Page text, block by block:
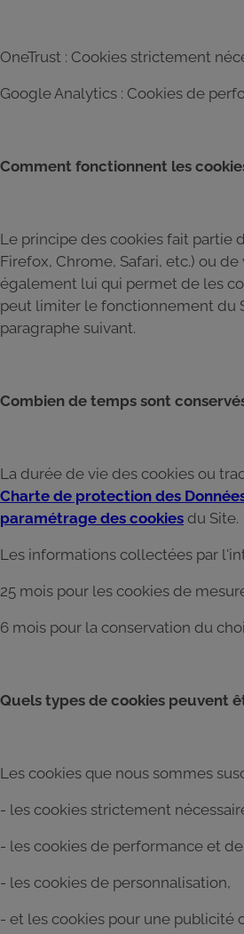
OneTrust : Cookies strictement
Google Analytics : Cookies de
Comment fonctionnent les
Le principe des cookies fait partie
Firefox, Chrome, Safari, etc.) ou
également lui qui permet de les
peut limiter le fonctionnement du
paragraphe suivant.
Combien de temps sont
La durée de vie des cookies ou
Charte de protection des
paramétrage des cookies du Site.
Les informations collectées par
25 mois pour les cookies de
6 mois pour la conservation du
Quels types de cookies peuvent
Les cookies que nous sommes
- les cookies strictement
- les cookies de performance et
- les cookies de personnalisation,
- et les cookies pour une publicité